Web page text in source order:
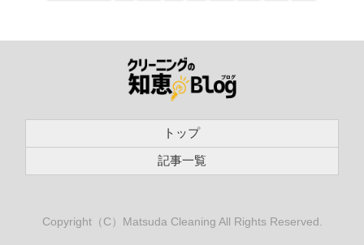
トップ
記事一覧
Copyright（C）Matsuda Cleaning All Rights Reserved.